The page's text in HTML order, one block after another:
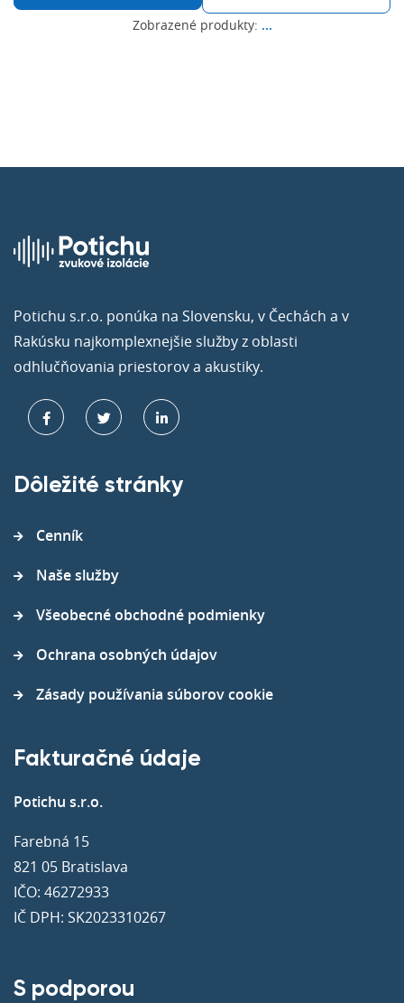
Zobrazené produkty: ...
Potichu s.r.o. ponúka na Slovensku, v Čechách a v
Rakúsku najkomplexnejšie služby z oblasti
odhlučňovania priestorov a akustiky.
Dôležité stránky
Cenník
Naše služby
Všeobecné obchodné podmienky
Ochrana osobných údajov
Zásady používania súborov cookie
Fakturačné údaje
Potichu s.r.o.
Farebná 15
821 05 Bratislava
IČO: 46272933
IČ DPH: SK2023310267
S podporou